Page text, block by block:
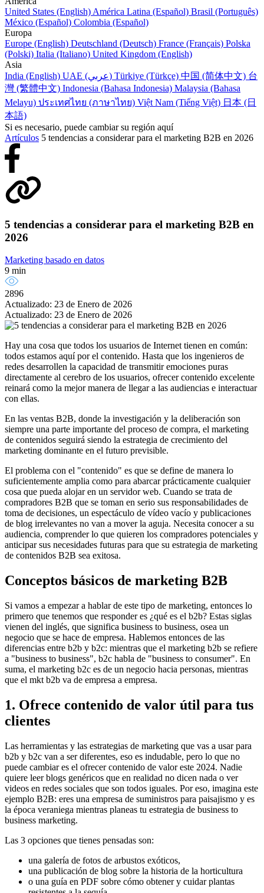
United States (English) América Latina (Español) Brasil (Português)
México (Español) Colombia (Español)
Europa
Europe (English) Deutschland (Deutsch) France (Français) Polska
(Polski) Italia (Italiano) United Kingdom (English)
Asia
India (English)
UAE (عربي) Türkiye (Türkçe) 中国 (简体中文) 台
灣 (繁體中文) Indonesia (Bahasa Indonesia) Malaysia (Bahasa
Melayu) ประเทศไทย (ภาษาไทย) Việt Nam (Tiếng Việt) 日本 (日
本語)
Si es necesario, puede cambiar su región aquí
Artículos 5 tendencias a considerar para el marketing B2B en 2026
5 tendencias a considerar para el marketing B2B en
2026
Marketing basado en datos
9 min
2896
Actualizado: 23 de Enero de 2026
Actualizado: 23 de Enero de 2026
Hay una cosa que todos los usuarios de Internet tienen en común:
todos estamos aquí por el contenido. Hasta que los ingenieros de
redes desarrollen la capacidad de transmitir emociones puras
directamente al cerebro de los usuarios, ofrecer contenido excelente
reinará como la mejor manera de llegar a las audiencias e interactuar
con ellas.
En las ventas B2B, donde la investigación y la deliberación son
siempre una parte importante del proceso de compra, el marketing
de contenidos seguirá siendo la estrategia de crecimiento del
marketing dominante en el futuro previsible.
El problema con el "contenido" es que se define de manera lo
suficientemente amplia como para abarcar prácticamente cualquier
cosa que pueda alojar en un servidor web. Cuando se trata de
compradores B2B que se toman en serio sus responsabilidades de
toma de decisiones, un espectáculo de vídeo vacío y publicaciones
de blog irrelevantes no van a mover la aguja. Necesita conocer a su
audiencia, comprender lo que quieren los compradores potenciales y
anticipar sus necesidades futuras para que su estrategia de marketing
de contenidos B2B sea exitosa.
Conceptos básicos de marketing B2B
Si vamos a empezar a hablar de este tipo de marketing, entonces lo
primero que tenemos que responder es ¿qué es el b2b? Estas siglas
vienen del inglés, que significa business to business, osea un
negocio que se hace de empresa. Hablemos entonces de las
diferencias entre b2b y b2c: mientras que el marketing b2b se refiere
a "business to business", b2c habla de "business to consumer". En
suma, el marketing b2c es de un negocio hacia personas, mientras
que el mkt b2b va de empresa a empresa.
1. Ofrece contenido de valor útil para tus
clientes
Las herramientas y las estrategias de marketing que vas a usar para
b2b y b2c van a ser diferentes, eso es indudable, pero lo que no
puede cambiar es el ofrecer contenido de valor este 2024. Nadie
quiere leer blogs genéricos que en realidad no dicen nada o ver
videos en redes sociales que son todos iguales. Por eso, imagina este
ejemplo B2B: eres una empresa de suministros para paisajismo y es
la época veraniega mientras planeas tu estrategia de business to
business marketing.
Las 3 opciones que tienes pensadas son:
una galería de fotos de arbustos exóticos,
una publicación de blog sobre la historia de la horticultura
o una guía en PDF sobre cómo obtener y cuidar plantas